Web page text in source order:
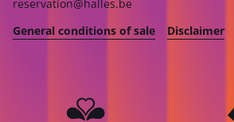
reservation@halles.be
General conditions of sale
Disclaimer